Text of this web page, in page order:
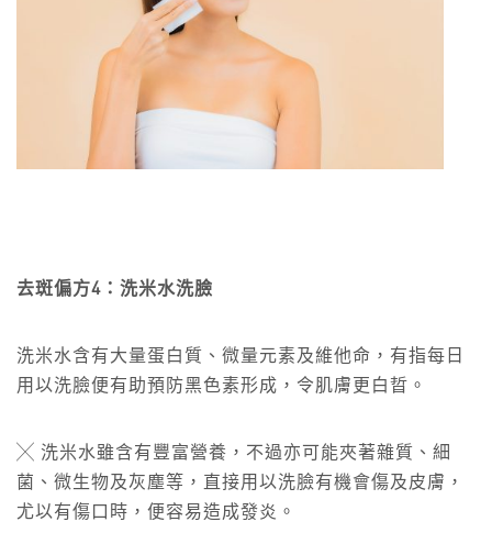
去斑偏方4：洗米水洗臉
洗米水含有大量蛋白質、微量元素及維他命，有指每日
用以洗臉便有助預防黑色素形成，令肌膚更白晢。
╳ 洗米水雖含有豐富營養，不過亦可能夾著雜質、細
菌、微生物及灰塵等，直接用以洗臉有機會傷及皮膚，
尤以有傷口時，便容易造成發炎。